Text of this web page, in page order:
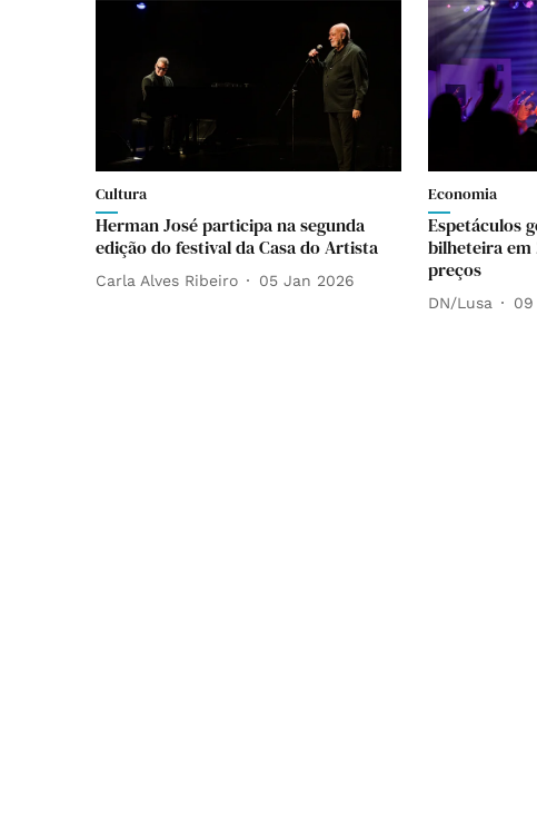
Cultura
Herman José participa na segunda
edição do festival da Casa do Artista
Carla Alves Ribeiro 05 Jan 2026
Economia
Espetáculos
bilheteira em
preços
DN/Lusa 09